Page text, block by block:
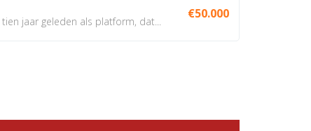
jaar geleden als platform, dat...
€50.000